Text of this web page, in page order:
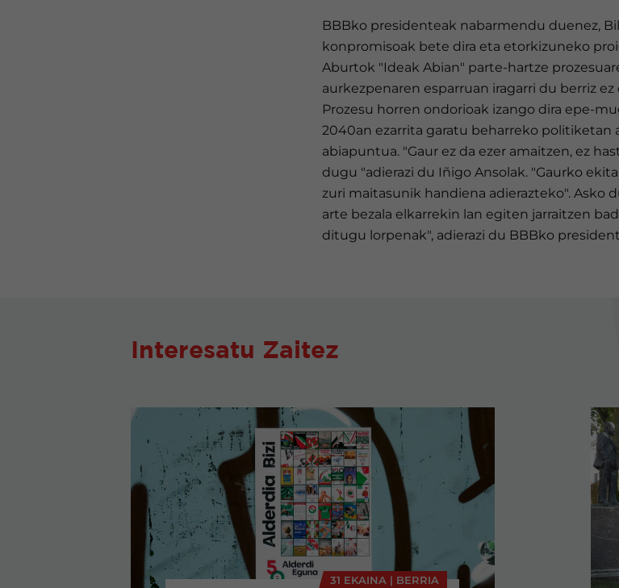
BBBko presidenteak nabarmendu duenez,
konpromisoak bete dira eta etorkizuneko
Aburtok "Ideak Abian" parte-hartze
aurkezpenaren esparruan iragarri du berriz
Prozesu horren ondorioak izango dira epe-
2040an ezarrita garatu beharreko politiketan
abiapuntua. "Gaur ez da ezer amaitzen, ez
dugu "adierazi du Iñigo Ansolak. "Gaurko
zuri maitasunik handiena adierazteko". Asko
arte bezala elkarrekin lan egiten jarraitzen
ditugu lorpenak", adierazi du BBBko
Interesatu Zaitez
31 EKAINA | BERRIA